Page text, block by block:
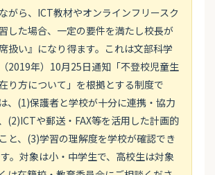
がら、ICT教材やオンラインフリースク
した場合、一定の要件を満たし校長が
扱い』になり得ます。これは文部科学
2019年）10月25日通知「不登校児童生
り方について」を根拠とする制度で
、(1)保護者と学校が十分に連携・協力
(2)ICTや郵送・FAX等を活用した計画的
と、(3)学習の理解度を学校が確認でき
。対象は小・中学生で、高校生は対象